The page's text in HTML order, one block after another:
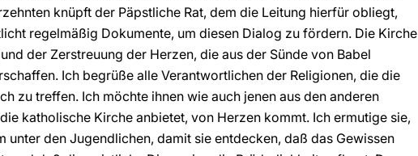
knüpft der Päpstliche Rat, dem die Leitung hierfür obliegt,
regelmäßig Dokumente, um diesen Dialog zu fördern. Die Kirche
der Zerstreuung der Herzen, die aus der Sünde von Babel
Ich begrüße alle Verantwortlichen der Religionen, die die
zu treffen. Ich möchte ihnen wie auch jenen aus den anderen
katholische Kirche anbietet, von Herzen kommt. Ich ermutige sie,
den Jugendlichen, damit sie entdecken, daß das Gewissen